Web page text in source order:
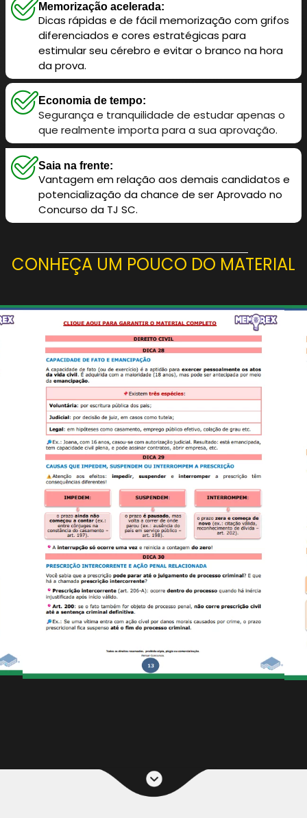
Memorização acelerada:
Dicas rápidas e de fácil memorização com grifos
diferenciados e cores estratégicas para
estimular seu cérebro e evitar o branco na hora
da prova.
Economia de tempo:
Segurança e tranquilidade de estudar apenas o
que realmente importa para a sua aprovação.
Saia na frente:
Vantagem em relação aos demais candidatos e
potencialização da chance de ser Aprovado no
Concurso da TJ SC.
CONHEÇA UM POUCO DO MATERIAL